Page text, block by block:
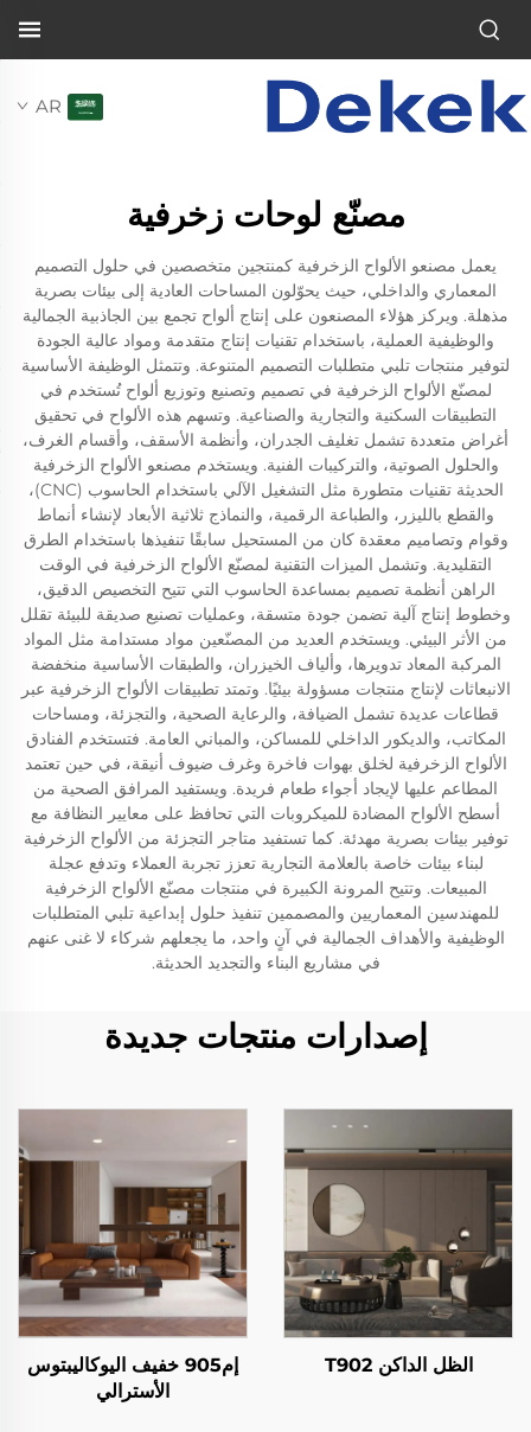
AR
مصنّع لوحات زخرفية
يعمل مصنعو الألواح الزخرفية كمنتجين متخصصين في حلول التصميم
المعماري والداخلي، حيث يحوّلون المساحات العادية إلى بيئات بصرية
مذهلة. ويركز هؤلاء المصنعون على إنتاج ألواح تجمع بين الجاذبية الجمالية
والوظيفية العملية، باستخدام تقنيات إنتاج متقدمة ومواد عالية الجودة
لتوفير منتجات تلبي متطلبات التصميم المتنوعة. وتتمثل الوظيفة الأساسية
لمصنّع الألواح الزخرفية في تصميم وتصنيع وتوزيع ألواح تُستخدم في
التطبيقات السكنية والتجارية والصناعية. وتسهم هذه الألواح في تحقيق
أغراض متعددة تشمل تغليف الجدران، وأنظمة الأسقف، وأقسام الغرف،
والحلول الصوتية، والتركيبات الفنية. ويستخدم مصنعو الألواح الزخرفية
الحديثة تقنيات متطورة مثل التشغيل الآلي باستخدام الحاسوب (CNC)،
والقطع بالليزر، والطباعة الرقمية، والنماذج ثلاثية الأبعاد لإنشاء أنماط
وقوام وتصاميم معقدة كان من المستحيل سابقًا تنفيذها باستخدام الطرق
التقليدية. وتشمل الميزات التقنية لمصنّع الألواح الزخرفية في الوقت
الراهن أنظمة تصميم بمساعدة الحاسوب التي تتيح التخصيص الدقيق،
وخطوط إنتاج آلية تضمن جودة متسقة، وعمليات تصنيع صديقة للبيئة تقلل
من الأثر البيئي. ويستخدم العديد من المصنّعين مواد مستدامة مثل المواد
المركبة المعاد تدويرها، وألياف الخيزران، والطبقات الأساسية منخفضة
الانبعاثات لإنتاج منتجات مسؤولة بيئيًا. وتمتد تطبيقات الألواح الزخرفية عبر
قطاعات عديدة تشمل الضيافة، والرعاية الصحية، والتجزئة، ومساحات
المكاتب، والديكور الداخلي للمساكن، والمباني العامة. فتستخدم الفنادق
الألواح الزخرفية لخلق بهوات فاخرة وغرف ضيوف أنيقة، في حين تعتمد
المطاعم عليها لإيجاد أجواء طعام فريدة. ويستفيد المرافق الصحية من
أسطح الألواح المضادة للميكروبات التي تحافظ على معايير النظافة مع
توفير بيئات بصرية مهدئة. كما تستفيد متاجر التجزئة من الألواح الزخرفية
لبناء بيئات خاصة بالعلامة التجارية تعزز تجربة العملاء وتدفع عجلة
المبيعات. وتتيح المرونة الكبيرة في منتجات مصنّع الألواح الزخرفية
للمهندسين المعماريين والمصممين تنفيذ حلول إبداعية تلبي المتطلبات
الوظيفية والأهداف الجمالية في آنٍ واحد، ما يجعلهم شركاء لا غنى عنهم
في مشاريع البناء والتجديد الحديثة.
إصدارات منتجات جديدة
الظل الداكن T902
إم905 خفيف اليوكاليبتوس
الأسترالي